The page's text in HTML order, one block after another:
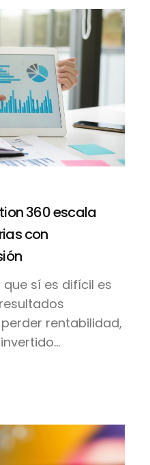
360 escala
con
que sí es difícil es
rentabilidad,